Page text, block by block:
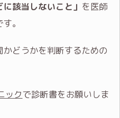
該当しないこと」 を医師
。
どうかを判断するための
ックで診断書をお願いしま